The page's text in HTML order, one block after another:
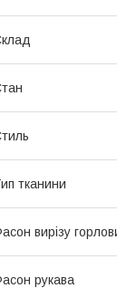
тканини
вирізу
рукава